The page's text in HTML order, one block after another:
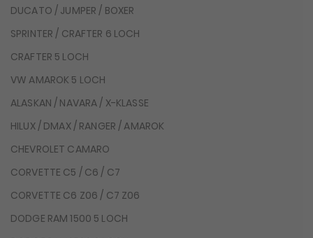
DUCATO / JUMPER / BOXER
SPRINTER / CRAFTER 6 LOCH
CRAFTER 5 LOCH
VW AMAROK 5 LOCH
ALASKAN / NAVARA / X-KLASSE
HILUX / DMAX / RANGER / AMAROK
CHEVROLET CAMARO
CORVETTE C5 / C6 / C7
CORVETTE C6 Z06 / C7 Z06
DODGE RAM 1500 5 LOCH